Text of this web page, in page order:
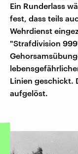
Ein Runderlass
fest, dass teils
Wehrdienst
"Strafdivision
Linien geschickt.
aufgelöst.